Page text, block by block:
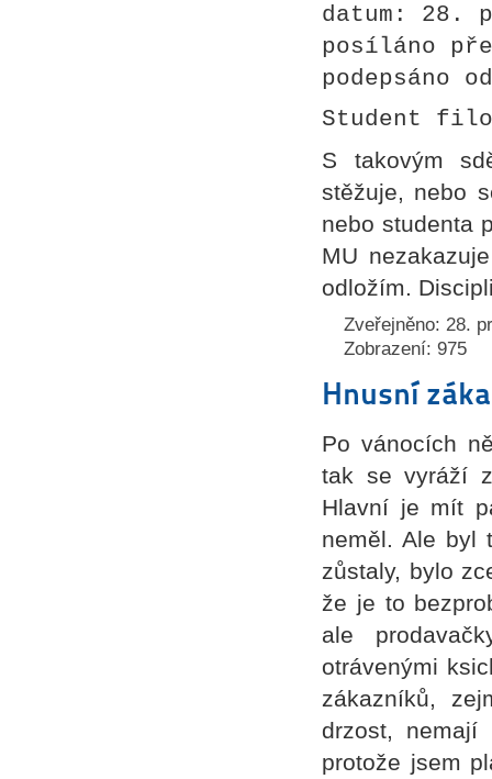
datum: 28.
posíláno
podepsáno
Student
S takovým
stěžuje, nebo
nebo studenta
MU
odložím.
Zveřejněno: 28.
Zobrazení: 975
Hnusní
Po vánocích
tak se vyráží
Hlavní je mít
neměl. Ale byl
zůstaly, bylo
že je to
ale
otrávenými
zákazníků,
drzost,
protože jsem